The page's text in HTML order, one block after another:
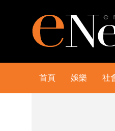
首頁 娛樂 社